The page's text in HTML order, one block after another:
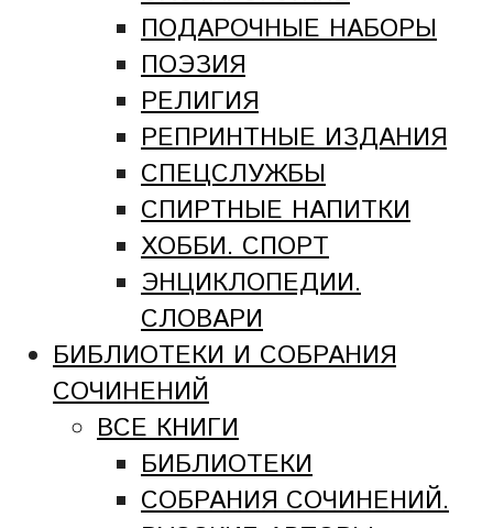
ПОДАРОЧНЫЕ НАБОРЫ
ПОЭЗИЯ
РЕЛИГИЯ
РЕПРИНТНЫЕ ИЗДАНИЯ
СПЕЦСЛУЖБЫ
СПИРТНЫЕ НАПИТКИ
ХОББИ. СПОРТ
ЭНЦИКЛОПЕДИИ.
СЛОВАРИ
БИБЛИОТЕКИ И СОБРАНИЯ
СОЧИНЕНИЙ
ВСЕ КНИГИ
БИБЛИОТЕКИ
СОБРАНИЯ СОЧИНЕНИЙ.